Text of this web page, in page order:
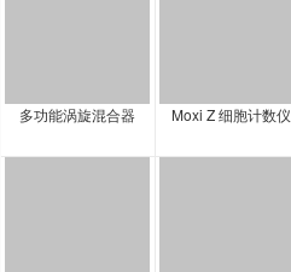
多功能涡旋混合器 Moxi Z 细胞计数仪